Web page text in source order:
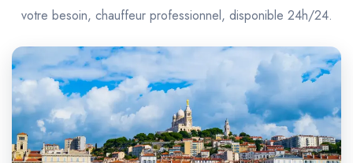
votre besoin, chauffeur professionnel, disponible 24h/24.